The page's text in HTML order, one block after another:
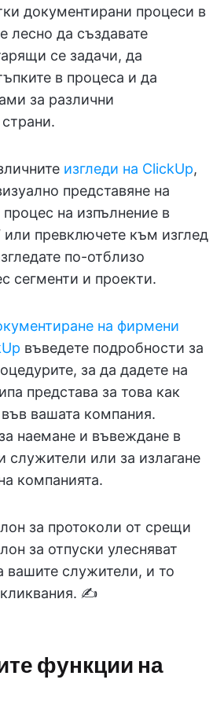
документирани процеси в
лесно да създавате
се задачи, да
в процеса и да
за различни
изгледи на ClickUp,
представяне на
на изпълнение в
или превключете към изглед
по-отблизо
сегменти и проекти.
на фирмени
въведете подробности за
за да дадете на
представа за това как
вашата компания.
наемане и въвеждане в
служители или за излагане
компанията.
за протоколи от срещи
за отпуски улесняват
вашите служители, и то
✍️
функции на